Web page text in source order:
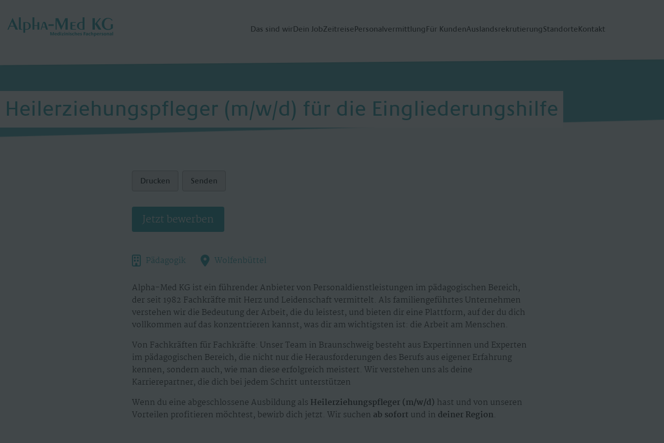
Das sind wirDein JobZeitreisePersonalvermittlung Für KundenAuslandsrekrutierungStandorteKontakt
Heilerziehungspfleger (m/w/d) für die Eingliederungshilfe
Drucken Senden
Jetzt bewerben
Pädagogik Wolfenbüttel
Alpha-Med KG ist ein führender Anbieter von Personaldienstleistungen im pädagogischen Bereich,
der seit 1982 Fachkräfte mit Herz und Leidenschaft vermittelt. Als familiengeführtes Unternehmen
verstehen wir die Bedeutung der Arbeit, die du leistest, und bieten dir eine Plattform, auf der du dich
vollkommen auf das konzentrieren kannst, was dir am wichtigsten ist: die Arbeit am Menschen.
Von Fachkräften für Fachkräfte: Unser Team in Braunschweig besteht aus Expertinnen und Experten
im pädagogischen Bereich, die nicht nur die Herausforderungen des Berufs aus eigener Erfahrung
kennen, sondern auch, wie man diese erfolgreich meistert. Wir verstehen uns als deine
Karrierepartner, die dich bei jedem Schritt unterstützen
Wenn du eine abgeschlossene Ausbildung als Heilerziehungspfleger (m/w/d) hast und von unseren
Vorteilen profitieren möchtest, bewirb dich jetzt. Wir suchen ab sofort und in deiner Region.